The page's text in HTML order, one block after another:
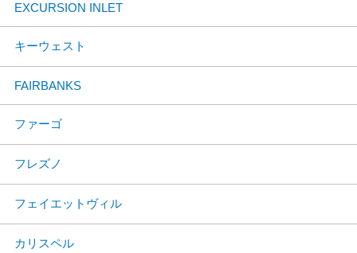
EXCURSION INLET
キーウェスト
FAIRBANKS
ファーゴ
フレズノ
フェイエットヴィル
カリスペル